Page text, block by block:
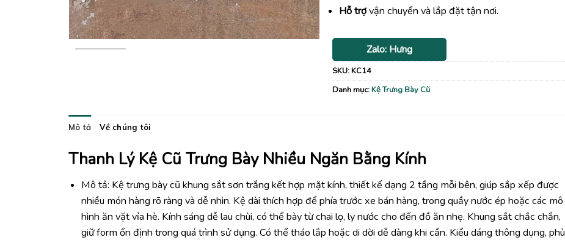
Hỗ trợvận chuyển và lắp đặt tận nơi.
Zalo: Hưng
SKU:KC14
Danh mục:Kệ Trưng Bày Cũ
Mô tả Về chúng tôi
Thanh Lý Kệ Cũ Trưng Bày Nhiều Ngăn Bằng Kính
Mô tả: Kệ trưng bày cũ khung sắt sơn trắng kết hợp mặt kính, thiết kế dạng 2 tầng mỗi bên, giúp sắp xếp được
nhiều món hàng rõ ràng và dễ nhìn. Kệ dài thích hợp để phía trước xe bán hàng, trong quầy nước ép hoặc các mô
hình ăn vặt vỉa hè. Kính sáng dễ lau chùi, có thể bày từ chai lọ, ly nước cho đến đồ ăn nhẹ. Khung sắt chắc chắn,
giữ form ổn định trong quá trình sử dụng. Có thể tháo lắp hoặc di dời dễ dàng khi cần. Kiểu dáng thông dụng, phù